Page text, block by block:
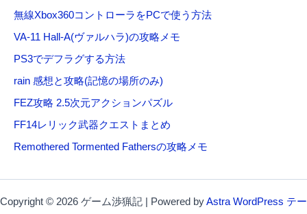
無線Xbox360コントローラをPCで使う方法
VA-11 Hall-A(ヴァルハラ)の攻略メモ
PS3でデフラグする方法
rain 感想と攻略(記憶の場所のみ)
FEZ攻略 2.5次元アクションパズル
FF14レリック武器クエストまとめ
Remothered Tormented Fathersの攻略メモ
Copyright © 2026 ゲーム渉猟記 | Powered byAstra WordPress テー